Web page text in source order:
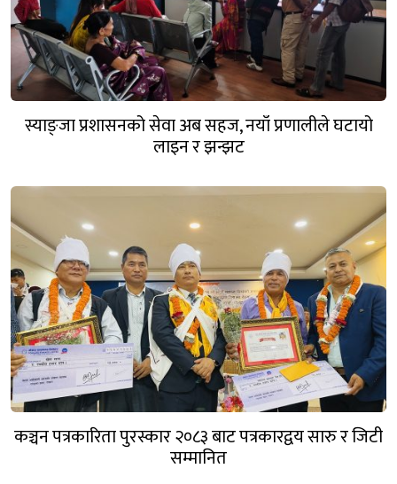
स्याङ्जा प्रशासनको सेवा अब सहज, नयाँ प्रणालीले घटायो
लाइन र झन्झट
कञ्चन पत्रकारिता पुरस्कार २०८३ बाट पत्रकारद्वय सारु र जिटी
सम्मानित